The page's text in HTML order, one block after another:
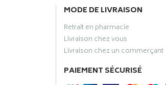
MODE DE LIVRAISON
Retrait en pharmacie
Livraison chez vous
Livraison chez un commerçant
PAIEMENT SÉCURISÉ